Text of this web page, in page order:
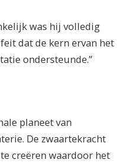
was hij volledig
dat de kern ervan het
ondersteunde.”
planeet van
De zwaartekracht
creëren waardoor het